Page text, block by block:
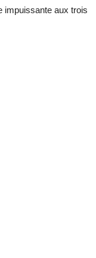
impuissante aux trois